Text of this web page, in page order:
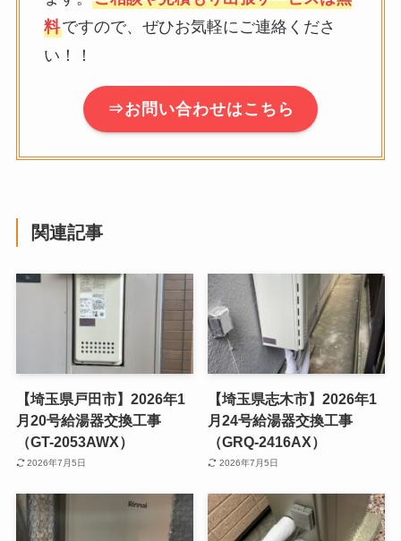
料ですので、ぜひお気軽にご連絡くださ
い！！
⇒お問い合わせはこちら
関連記事
【埼玉県戸田市】2026年1
月20号給湯器交換工事
（GT-2053AWX）
2026年7月5日
【埼玉県志木市】2026年1
月24号給湯器交換工事
（GRQ-2416AX）
2026年7月5日